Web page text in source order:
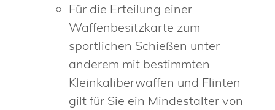
Für die Erteilung einer
Waffenbesitzkarte zum
sportlichen Schießen unter
anderem mit bestimmten
Kleinkaliberwaffen und Flinten
gilt für Sie ein Mindestalter von